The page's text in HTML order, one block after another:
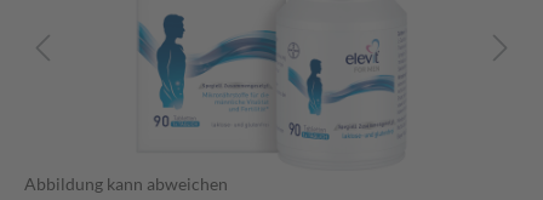
Abbildung kann abweichen